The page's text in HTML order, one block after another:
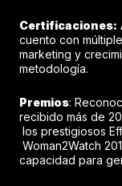
Certificaciones:
cuento con
marketing y
metodología.
Premios:
recibido más de
los prestigiosos
Woman2Watch
capacidad para